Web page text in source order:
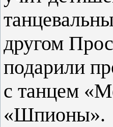
другом
подарили
с танцем
«Шпионы».